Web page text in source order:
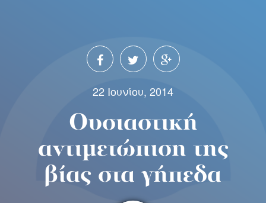
22 Ιουνίου, 2014
Ουσιαστική
αντιμετώπιση της
βίας στα γήπεδα